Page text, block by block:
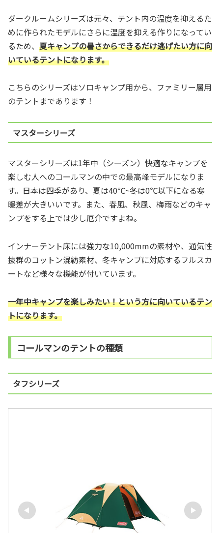
ダークルームシリーズは元々、テント内の温度を抑えるた
めに作られたモデルにさらに温度を抑える作りになってい
るため、 夏キャンプの暑さからできるだけ逃げたい方に向
いているテントになります。
こちらのシリーズはソロキャンプ用から、ファミリー層用
のテントまであります！
マスターシリーズ
マスターシリーズは1年中（シーズン）快適なキャンプを
楽しむ人へのコールマンの中での最高峰モデルになりま
す。日本は四季があり、夏は40℃~冬は0℃以下になる寒
暖差が大きいいです。また、春風、秋風、梅雨などのキャ
ンプをする上では少し厄介ですよね。
インナーテント床には強力な10,000mmの素材や、通気性
抜群のコットン混紡素材、冬キャンプに対応するフルスカ
ートなど様々な機能が付いています。
一年中キャンプを楽しみたい！という方に向いているテン
トになります。
コールマンのテントの種類
タフシリーズ